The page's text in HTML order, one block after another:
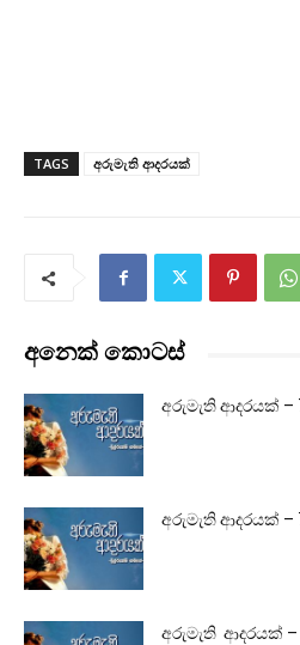
TAGS අරුමැති ආදරයක්
අනෙක් කොටස්
අරුමැති ආදරයක්
අරුමැති ආදරයක් –
අරුමැති ආදරයක් –